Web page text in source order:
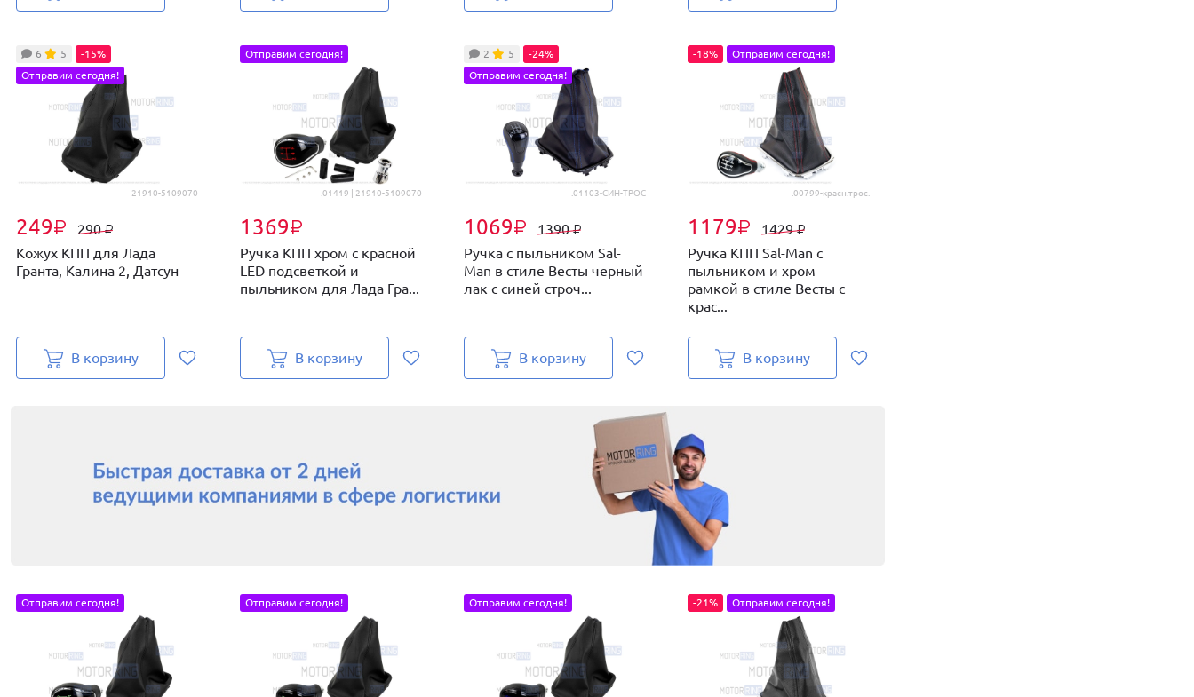
21910-5109070
249₽ 290₽
6 5
-15%
Отправим сегодня!
Кожух КПП для Лада
Гранта, Калина 2, Датсун
В корзину
.01419 | 21910-5109070
1369₽
Отправим сегодня!
Ручка КПП хром с красной
LED подсветкой и
пыльником для Лада Гра...
В корзину
.01103-СИН-ТРОС
1069₽ 1390₽
2 5
-24%
Отправим сегодня!
Ручка с пыльником Sal-
Man в стиле Весты черный
лак с синей строч...
В корзину
.00799-красн.трос.
1179₽ 1429₽
-18% Отправим сегодня!
Ручка КПП Sal-Man с
пыльником и хром
рамкой в стиле Весты с
крас...
В корзину
Отправим сегодня! Отправим сегодня! Отправим сегодня! -21% Отправим сегодня!